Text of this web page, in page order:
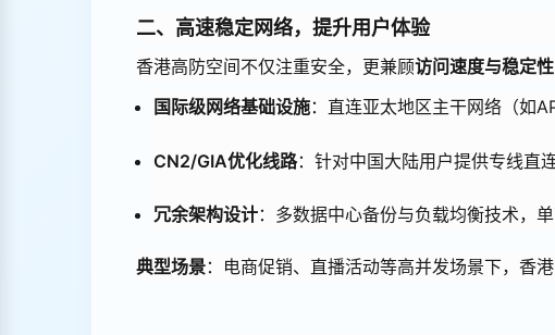
二、高速稳定网络，提升用户体验
香港高防空间不仅注重安全，更兼顾访问速度与稳定性
国际级网络基础设施：直连亚太地区主干网络（如
CN2/GIA优化线路：针对中国大陆用户提供专线直
冗余架构设计：多数据中心备份与负载均衡技术，
典型场景：电商促销、直播活动等高并发场景下，香